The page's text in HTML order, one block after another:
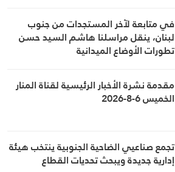
في متابعة لآخر المستجدات من جنوب
لبنان، ينقل مراسلنا هاشم السيد حسن
تطورات الأوضاع الميدانية
مقدمة نشرة الأخبار الرئيسية لقناة المنار
الخميس 6-8-2026
تجمع صناعيي الضاحية الجنوبية ينتخب هيئة
إدارية جديدة ويبحث تحديات القطاع